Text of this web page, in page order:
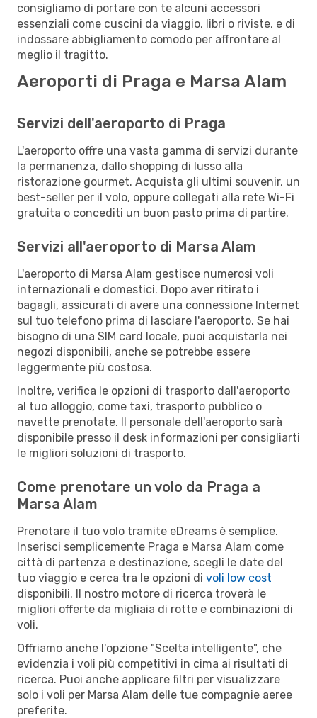
consigliamo di portare con te alcuni accessori
essenziali come cuscini da viaggio, libri o riviste, e di
indossare abbigliamento comodo per affrontare al
meglio il tragitto.
Aeroporti di Praga e Marsa Alam
Servizi dell'aeroporto di Praga
L'aeroporto offre una vasta gamma di servizi durante
la permanenza, dallo shopping di lusso alla
ristorazione gourmet. Acquista gli ultimi souvenir, un
best-seller per il volo, oppure collegati alla rete Wi-Fi
gratuita o concediti un buon pasto prima di partire.
Servizi all'aeroporto di Marsa Alam
L'aeroporto di Marsa Alam gestisce numerosi voli
internazionali e domestici. Dopo aver ritirato i
bagagli, assicurati di avere una connessione Internet
sul tuo telefono prima di lasciare l'aeroporto. Se hai
bisogno di una SIM card locale, puoi acquistarla nei
negozi disponibili, anche se potrebbe essere
leggermente più costosa.
Inoltre, verifica le opzioni di trasporto dall'aeroporto
al tuo alloggio, come taxi, trasporto pubblico o
navette prenotate. Il personale dell'aeroporto sarà
disponibile presso il desk informazioni per consigliarti
le migliori soluzioni di trasporto.
Come prenotare un volo da Praga a
Marsa Alam
Prenotare il tuo volo tramite eDreams è semplice.
Inserisci semplicemente Praga e Marsa Alam come
città di partenza e destinazione, scegli le date del
tuo viaggio e cerca tra le opzioni di voli low cost
disponibili. Il nostro motore di ricerca troverà le
migliori offerte da migliaia di rotte e combinazioni di
voli.
Offriamo anche l'opzione "Scelta intelligente", che
evidenzia i voli più competitivi in cima ai risultati di
ricerca. Puoi anche applicare filtri per visualizzare
solo i voli per Marsa Alam delle tue compagnie aeree
preferite.